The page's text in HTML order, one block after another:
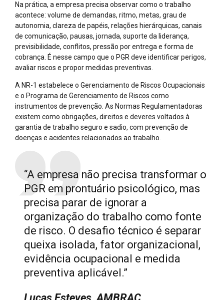
Na prática, a empresa precisa observar como o trabalho
acontece: volume de demandas, ritmo, metas, grau de
autonomia, clareza de papéis, relações hierárquicas, canais
de comunicação, pausas, jornada, suporte da liderança,
previsibilidade, conflitos, pressão por entrega e forma de
cobrança. É nesse campo que o PGR deve identificar perigos,
avaliar riscos e propor medidas preventivas.
A NR-1 estabelece o Gerenciamento de Riscos Ocupacionais
e o Programa de Gerenciamento de Riscos como
instrumentos de prevenção. As Normas Regulamentadoras
existem como obrigações, direitos e deveres voltados à
garantia de trabalho seguro e sadio, com prevenção de
doenças e acidentes relacionados ao trabalho.
“A empresa não precisa transformar o
PGR em prontuário psicológico, mas
precisa parar de ignorar a
organização do trabalho como fonte
de risco. O desafio técnico é separar
queixa isolada, fator organizacional,
evidência ocupacional e medida
preventiva aplicável.”